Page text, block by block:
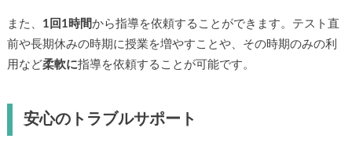
また、 1回1時間から指導を依頼することができます。テスト直
前や長期休みの時期に授業を増やすことや、その時期のみの利
用など柔軟に指導を依頼することが可能です。
安心のトラブルサポート